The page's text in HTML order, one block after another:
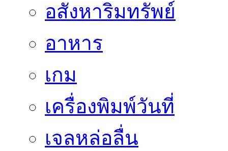
อสังหาริมทรัพย์
อาหาร
เกม
เครื่องพิมพ์วันที่
เจลหล่อลื่น